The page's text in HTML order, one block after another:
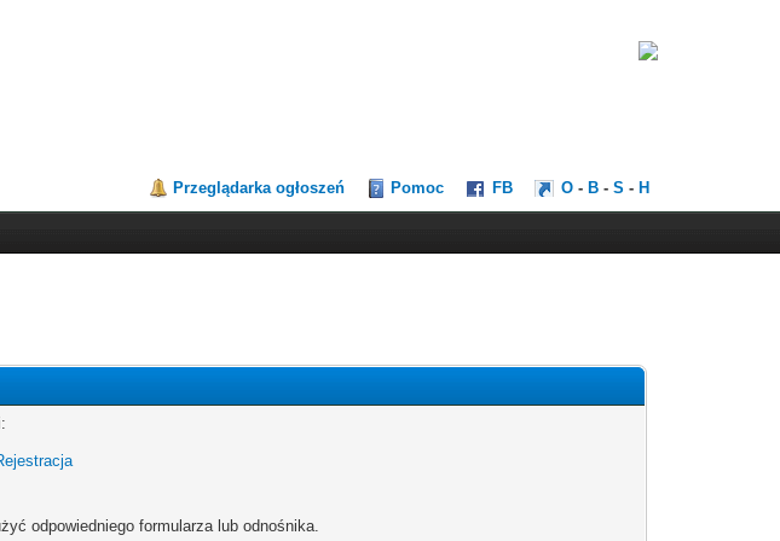
Przeglądarka ogłoszeń Pomoc FB O - B -S - H
odpowiedniego formularza lub odnośnika.